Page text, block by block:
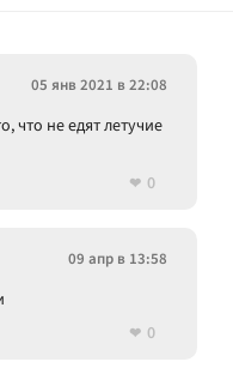
05 янв 2021 в 22:08
что не едят летучие
0
09 апр в 13:58
0